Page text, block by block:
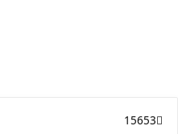
15653